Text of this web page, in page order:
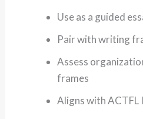
Use as a guided
Pair with writing
Assess
frames
Aligns with